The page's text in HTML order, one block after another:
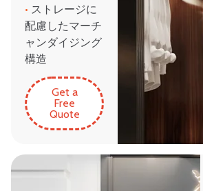
• ストレージに
配慮したマーチ
ャンダイジング
構造
Get a
Free
Quote